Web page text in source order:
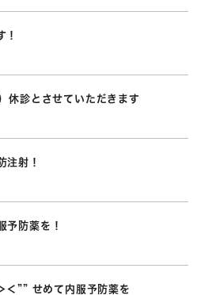
！
休診とさせていただきます
注射！
予防薬を！
＜”” せめて内服予防薬を